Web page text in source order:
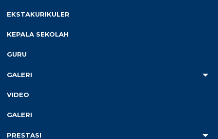
EKSTAKURIKULER
KEPALA SEKOLAH
GURU
GALERI
VIDEO
GALERI
PRESTASI
Tita Yulianti
Jenis Kelamin
Agama
Jurusan